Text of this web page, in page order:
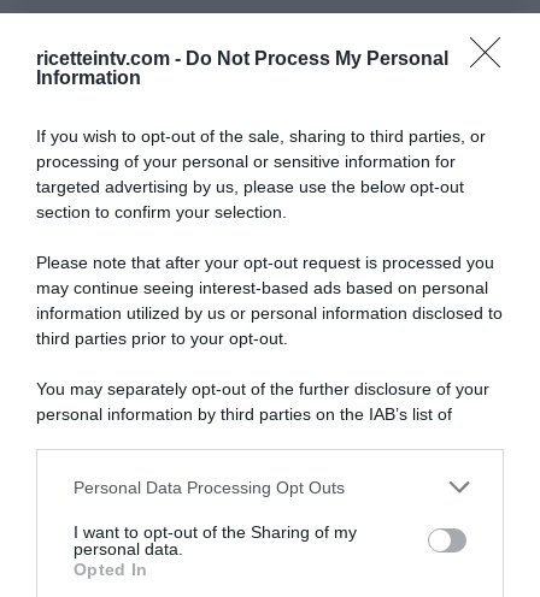
ricetteintv.com - Do Not Process My Personal
Information
If you wish to opt-out of the sale, sharing to third parties, or
processing of your personal or sensitive information for
targeted advertising by us, please use the below opt-out
section to confirm your selection.
Please note that after your opt-out request is processed you
may continue seeing interest-based ads based on personal
information utilized by us or personal information disclosed to
third parties prior to your opt-out.
You may separately opt-out of the further disclosure of your
personal information by third parties on the IAB’s list of
This information may also be disclosed by us to third parties
disclose it to other third parties.
Please note that this website/app uses one or more Google
Personal Data Processing Opt Outs
I want to opt-out of the Sharing of my
personal data.
Opted In
ARTICOLI RECENTI
“Giusina in cucina e nonna Lina”: treccine allo zucchero di